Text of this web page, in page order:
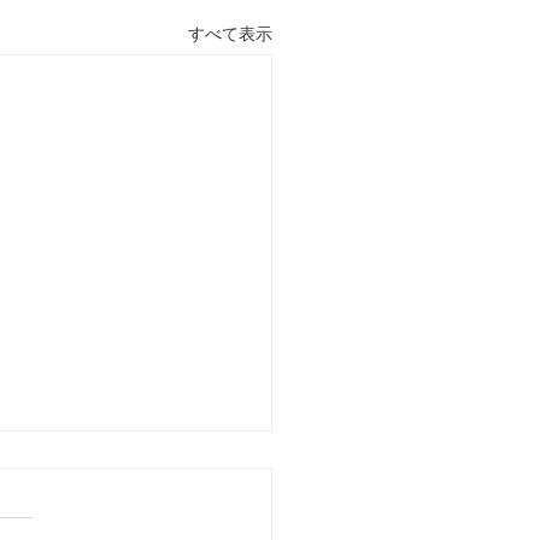
すべて表示
ちは。フロムゲーにはエル